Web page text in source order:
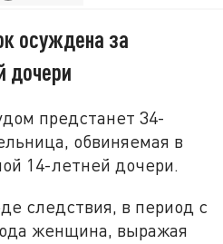
осуждена за
дочери
предстанет 34-
обвиняемая в
14-летней дочери.
следствия, в период с
женщина, выражая